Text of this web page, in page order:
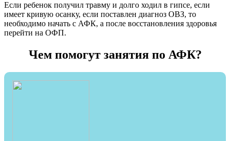
Если ребенок получил травму и долго ходил в гипсе, если
имеет кривую осанку, если поставлен диагноз ОВЗ, то
необходимо начать с АФК, а после восстановления здоровья
перейти на ОФП.
Чем помогут занятия по АФК?